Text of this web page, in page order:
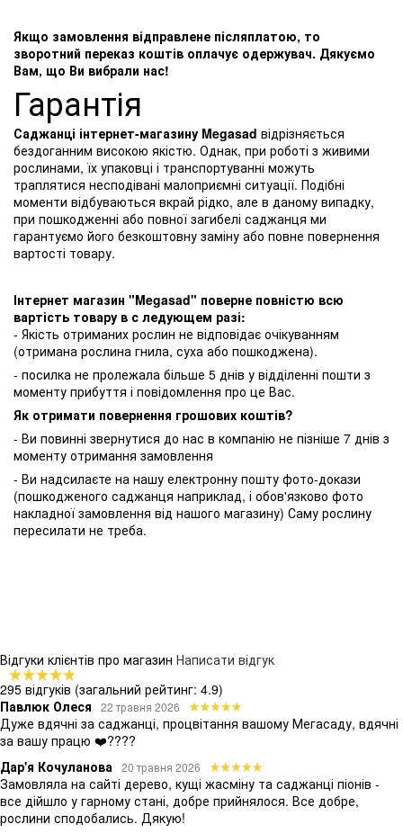
Якщо замовлення відправлене післяплатою, то
зворотний переказ коштів оплачує одержувач. Дякуємо
Вам, що Ви вибрали нас!
Гарантія
Саджанці інтернет-магазину Megasad відрізняється
бездоганним високою якістю. Однак, при роботі з живими
рослинами, їх упаковці і транспортуванні можуть
траплятися несподівані малоприємні ситуації. Подібні
моменти відбуваються вкрай рідко, але в даному випадку,
при пошкодженні або повної загибелі саджанця ми
гарантуємо його безкоштовну заміну або повне повернення
вартості товару.
Інтернет магазин "Megasad" поверне повністю всю
вартість товару в с ледующем разі:
- Якість отриманих рослин не відповідає очікуванням
(отримана рослина гнила, суха або пошкоджена).
- посилка не пролежала більше 5 днів у відділенні пошти з
моменту прибуття і повідомлення про це Вас.
Як отримати повернення грошових коштів?
- Ви повинні звернутися до нас в компанію не пізніше 7 днів з
моменту отримання замовлення
- Ви надсилаєте на нашу електронну пошту фото-докази
(пошкодженого саджанця наприклад, і обов'язково фото
накладної замовлення від нашого магазину) Саму рослину
пересилати не треба.
Відгуки клієнтів про магазин Написати відгук
295 відгуків (загальний рейтинг: 4.9)
Павлюк Олеся
22 травня 2026
Дуже вдячні за саджанці, процвітання вашому Мегасаду, вдячні
за вашу працю ❤️????
Дар'я Кочуланова 20 травня 2026
Замовляла на сайті дерево, кущі жасміну та саджанці піонів -
все дійшло у гарному стані, добре прийнялося. Все добре,
рослини сподобались. Дякую!